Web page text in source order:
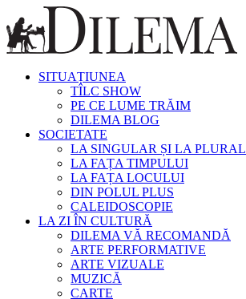
SITUAȚIUNEA
TÎLC SHOW
PE CE LUME TRĂIM
DILEMA BLOG
SOCIETATE
LA SINGULAR ȘI LA PLURAL
LA FAȚA TIMPULUI
LA FAȚA LOCULUI
DIN POLUL PLUS
CALEIDOSCOPIE
LA ZI ÎN CULTURĂ
DILEMA VĂ RECOMANDĂ
ARTE PERFORMATIVE
ARTE VIZUALE
MUZICĂ
CARTE